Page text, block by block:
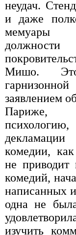
неудач.
и даже
мемуары
Мишо. Это
заявлением
Париже,
комедии,
не
комедий,
написанных
одна не
изучить